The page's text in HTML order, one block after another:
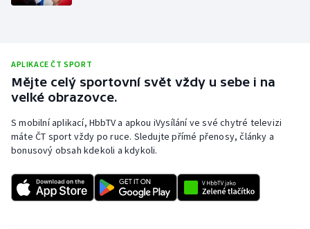
Rychlobruslení
Rychlostní kanoistika
Short track
Sportovní střelba
APLIKACE ČT SPORT
Mějte celý sportovní svět vždy u sebe i na
velké obrazovce.
S mobilní aplikací, HbbTV a apkou iVysílání ve své chytré televizi
máte ČT sport vždy po ruce. Sledujte přímé přenosy, články a
bonusový obsah kdekoli a kdykoli.